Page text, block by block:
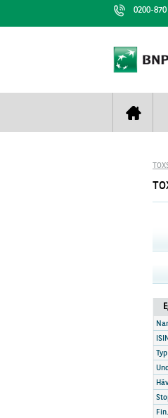
0200-870
Mini Futures
Unlimited
Stoppade
Nyhestbrev
Finansiell
ISIN
Typ